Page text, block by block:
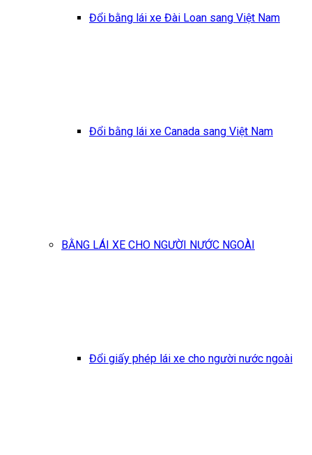
Đổi bằng lái xe Đài Loan sang Việt Nam
Đổi bằng lái xe Canada sang Việt Nam
BẰNG LÁI XE CHO NGƯỜI NƯỚC NGOÀI
Đổi giấy phép lái xe cho người nước ngoài